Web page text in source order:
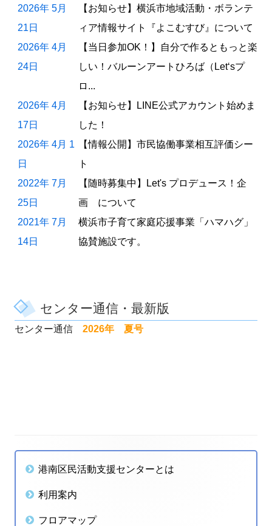
2026年 5月
21日
【お知らせ】横浜市地域活動・ボランテ
ィア情報サイト『よこむすび』について
2026年 4月
24日
【当日参加OK！】自分で作るともっと楽
しい！バルーンアートひろば（Let‘sプ
ロ...
2026年 4月
17日
【お知らせ】LINE公式アカウント始めま
した！
2026年 4月 1
日
【情報公開】市民協働事業相互評価シー
ト
2022年 7月
25日
【随時募集中】Let's プロデュース！企
画 について
2021年 7月
14日
横浜市子育て家庭応援事業「ハマハグ」
協賛施設です。
センター通信・最新版
センター通信 2026年 夏号
メ
イ
ン
港南区民活動支援センターとは
利用案内
フロアマップ